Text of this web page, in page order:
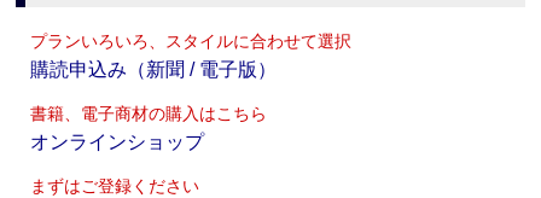
プランいろいろ、スタイルに合わせて選択
購読申込み（新聞 / 電子版）
書籍、電子商材の購入はこちら
オンラインショップ
まずはご登録ください